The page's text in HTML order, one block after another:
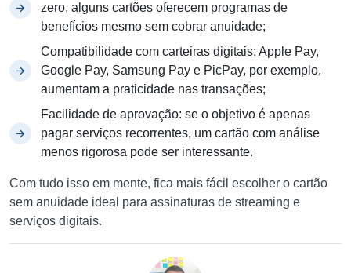
zero, alguns cartões oferecem programas de
benefícios mesmo sem cobrar anuidade;
Compatibilidade com carteiras digitais: Apple Pay,
Google Pay, Samsung Pay e PicPay, por exemplo,
aumentam a praticidade nas transações;
Facilidade de aprovação: se o objetivo é apenas
pagar serviços recorrentes, um cartão com análise
menos rigorosa pode ser interessante.
Com tudo isso em mente, fica mais fácil escolher o cartão
sem anuidade ideal para assinaturas de streaming e
serviços digitais.